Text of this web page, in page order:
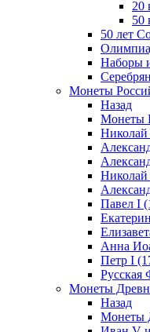
20
50
50 лет
Наборы
Монеты
Назад
Монеты
Николай
Николай
Павел I
Анна
Петр I
Русская
Монеты
Назад
Монеты